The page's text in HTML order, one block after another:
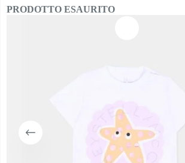
PRODOTTO ESAURITO